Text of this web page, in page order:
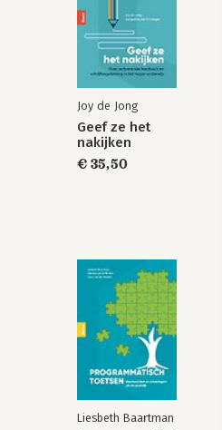
Joy de Jong
Geef ze het
nakijken
€ 35,50
Liesbeth Baartman